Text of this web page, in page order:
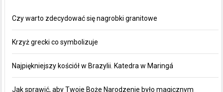
Czy warto zdecydować się nagrobki granitowe
Krzyż grecki co symbolizuje
Najpiękniejszy kościół w Brazylii. Katedra w Maringá
Jak sprawić, aby Twoje Boże Narodzenie było magicznym